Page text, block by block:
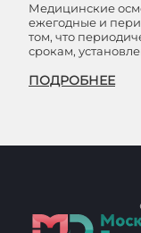
Медицинские
ежегодные и
том, что
срокам,
ПОДРОБНЕЕ